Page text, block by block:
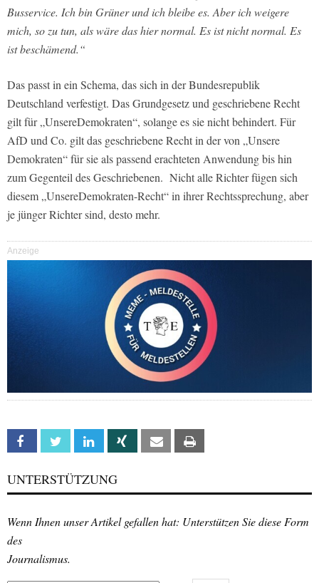
Busservice. Ich bin Grüner und ich bleibe es. Aber ich weigere
mich, so zu tun, als wäre das hier normal. Es ist nicht normal. Es
ist beschämend.“
Das passt in ein Schema, das sich in der Bundesrepublik
Deutschland verfestigt. Das Grundgesetz und geschriebene Recht
gilt für „UnsereDemokraten“, solange es sie nicht behindert. Für
AfD und Co. gilt das geschriebene Recht in der von „Unsere
Demokraten“ für sie als passend erachteten Anwendung bis hin
zum Gegenteil des Geschriebenen. Nicht alle Richter fügen sich
diesem „UnsereDemokraten-Recht“ in ihrer Rechtssprechung, aber
je jünger Richter sind, desto mehr.
Anzeige
Facebook Twitter Linkedin Xing Email
UNTERSTÜTZUNG
Wenn Ihnen unser Artikel gefallen hat: Unterstützen Sie diese Form
des
Journalismus.